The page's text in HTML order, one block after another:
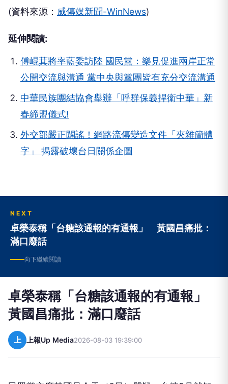
(資料來源： 威傳媒新聞-WinNews)
延伸閱讀:
傅崐萁將率藍委訪陸 國民黨：樂見促進兩岸正常
公開交流與溝通 黨中央與黨團皆有充分交流溝通
中華民族團結協會舉辦「呼群保義捍衛中華」新
春締盟儀式!
外交部嚴正闢謠！網路流傳變造文件「夾雜簡體
字」 揭露破壞台日關係企圖
NEXT
卓榮泰稱「台糖該通報的有通報」 黃國昌痛批：
滿口廢話
向下繼續閱讀
卓榮泰稱「台糖該通報的有通報」
黃國昌痛批：滿口廢話
上 上報Up Media2026-08-03 19:39:00